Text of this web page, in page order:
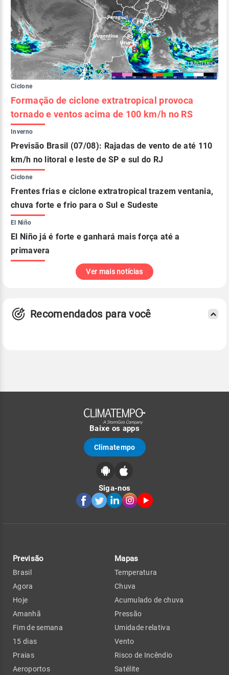
Ciclone
Formação de ciclone extratropical provoca
tornado e ventos acima de 100 km/h no RS
Inverno
Previsão Brasil (07/08): Rajadas de vento de até 110
km/h no litoral e leste de SP e sul do RJ
Ciclone
Frentes frias e ciclone extratropical trazem ventania,
chuva forte e frio para o Sul e Sudeste
El Niño
El Niño já é forte e ganhará mais força até a
primavera
Ver mais notícias
Recomendados para você
Baixe os apps
Climatempo
Siga-nos
Previsão
Brasil
Agora
Hoje
Amanhã
Fim de semana
15 dias
Praias
Aeroportos
Mapas
Temperatura
Chuva
Acumulado de chuva
Pressão
Umidade relativa
Vento
Risco de Incêndio
Satélite